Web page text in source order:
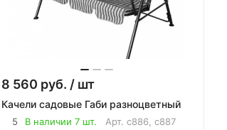
8 560 руб. / шт
Качели садовые Габи разноцветный
5 В наличии 7 шт. Арт. с886, с887